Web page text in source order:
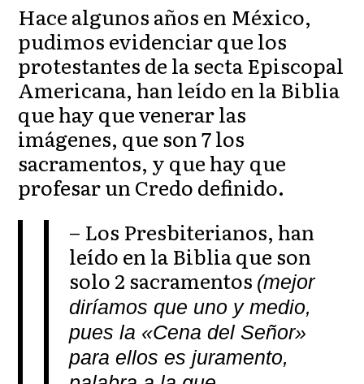
Hace algunos años en México,
pudimos evidenciar que los
protestantes de la secta Episcopal
Americana, han leído en la Biblia
que hay que venerar las
imágenes, que son 7 los
sacramentos, y que hay que
profesar un Credo definido.
– Los Presbiterianos, han
leído en la Biblia que son
solo 2 sacramentos (mejor
diríamos que uno y medio,
pues la «Cena del Señor»
para ellos es juramento,